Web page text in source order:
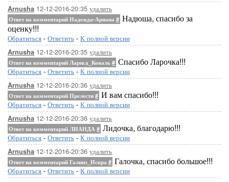
Arnusha 12-12-2016-20:35 удалить
Ответ на комментарий Надежда-Ариана # Надюша, спасибо за
оценку!!!
Обратиться - Ответить - К полной версии
Arnusha 12-12-2016-20:35 удалить
Ответ на комментарий Лариса_Коваль # Спасибо Ларочка!!!
Обратиться - Ответить - К полной версии
Arnusha 12-12-2016-20:36 удалить
Ответ на комментарий Прелести # И вам спасибо!!!
Обратиться - Ответить - К полной версии
Arnusha 12-12-2016-20:36 удалить
Ответ на комментарий ЛИАНДА # Лидочка, благодарю!!!
Обратиться - Ответить - К полной версии
Arnusha 12-12-2016-20:36 удалить
Ответ на комментарий Галинэ_Искра # Галочка, спасибо большое!!!
Обратиться - Ответить - К полной версии